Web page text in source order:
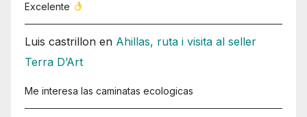
Excelente
Luis castrillon en Ahillas, ruta i visita al seller
Terra D’Art
Me interesa las caminatas ecologicas